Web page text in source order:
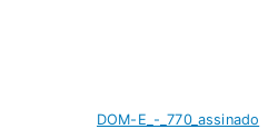
DOM-E_-_770_assinado